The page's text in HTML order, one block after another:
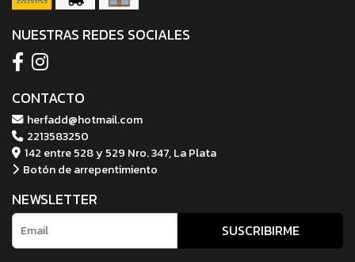
NUESTRAS REDES SOCIALES
CONTACTO
herfadd@hotmail.com
2213583250
142 entre 528 y 529 Nro. 347, La Plata
Botón de arrepentimiento
NEWSLETTER
SUSCRIBIRME